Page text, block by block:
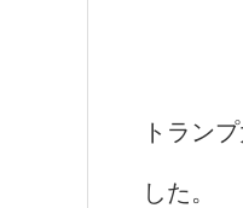
トラン
した。